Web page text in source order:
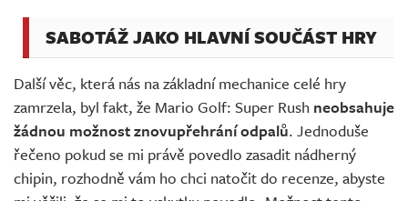
SABOTÁŽ JAKO HLAVNÍ SOUČÁST HRY
Další věc, která nás na základní mechanice celé hry
zamrzela, byl fakt, že Mario Golf: Super Rush neobsahuje
žádnou možnost znovupřehrání odpalů. Jednoduše
řečeno pokud se mi právě povedlo zasadit nádherný
chipin, rozhodně vám ho chci natočit do recenze, abyste